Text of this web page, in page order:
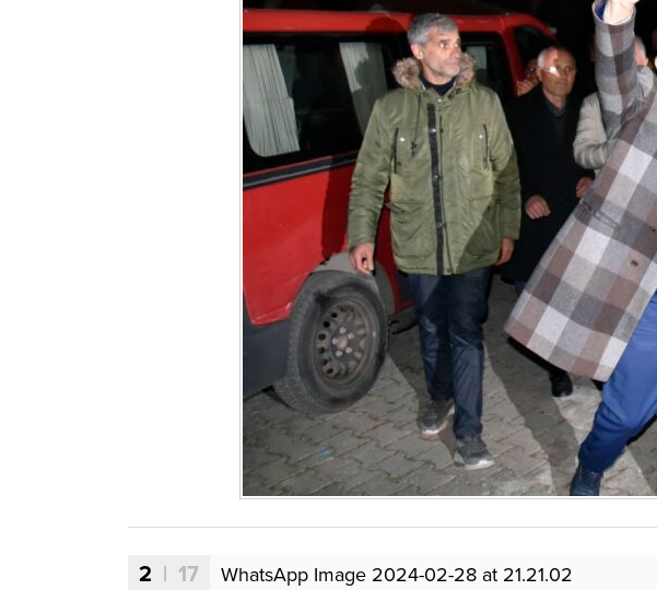
2 | 17 WhatsApp Image 2024-02-28 at 21.21.02